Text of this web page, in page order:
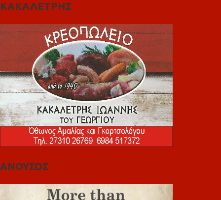
ΚΑΚΑΛΕΤΡΗΣ
ΑΝΟΥΣΟΣ